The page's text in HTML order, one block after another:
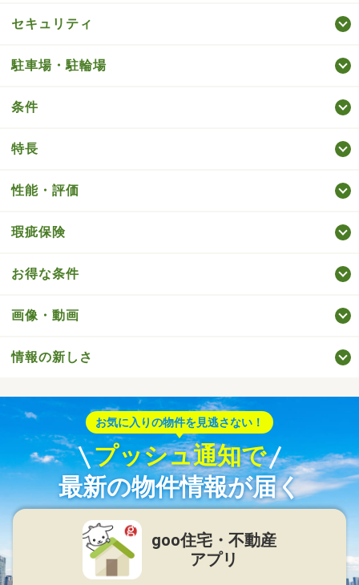
セキュリティ
駐車場・駐輪場
条件
特長
性能・評価
瑕疵保険
お得な条件
画像・動画
情報の新しさ
お気に入りの物件を見逃さない！
プッシュ通知で
最新の物件情報が届く
goo住宅・不動産
アプリ